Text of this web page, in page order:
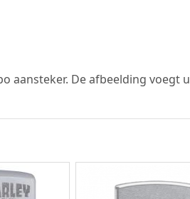
aansteker. De afbeelding voegt u